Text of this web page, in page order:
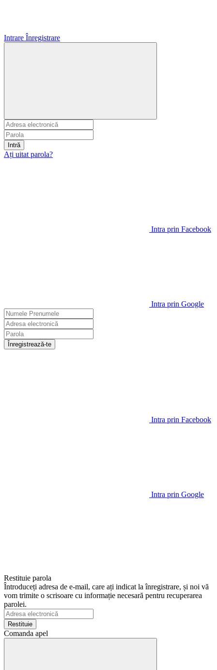
Intrare Înregistrare
Intră
Ați uitat parola?
Intra prin Facebook
Intra prin Google
Înregistrează-te
Intra prin Facebook
Intra prin Google
Restituie parola
Întroduceți adresa de e-mail, care ați indicat la înregistrare, și noi vă
vom trimite o scrisoare cu informație necesară pentru recuperarea
parolei.
Restituie
Comanda apel